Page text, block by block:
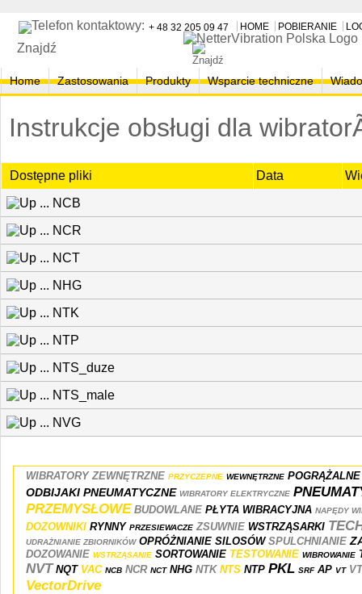
+ 48 32 205 09 47 HOME POBIERANIE
Znajdź
Home Zastosowania Produkty Wsparcie techniczne
Instrukcje obsługi dla
Dostępne pliki Data
NCB
NCR
NCT
NHG
NTK
NTP
NTS_duze
NTS_male
NVG
WIBRATORY ZEWNĘTRZNE PRZYCZEPNE WEWNĘTRZNE POGRĄŻALNE
ODBIJAKI PNEUMATYCZNE WIBRATORY ELEKTRYCZNE
PRZEMYSŁOWE BUDOWLANE PŁYTA WIBRACYJNA NAPĘDY
DOZOWNIKI RYNNY PRZESIEWACZE ZSUWNIE WSTRZĄSARKI
UDRAŻNIANIE ZBIORNIKÓW OPRÓŻNIANIE SILOSÓW SPULCHNIANIE
DOZOWANIE WSTRZĄSANIE SORTOWANIE TESTOWANIE WIBROWANIE
NVT NQT VAC NCB NCR NCT NHG NTK NTS NTP PKL SRF AP VT
VectorDrive